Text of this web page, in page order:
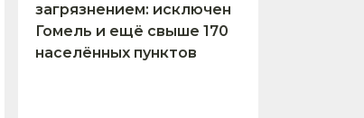
загрязнением: исключен
Гомель и ещё свыше 170
населённых пунктов